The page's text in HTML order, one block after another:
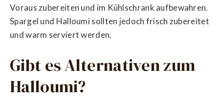
Voraus zubereiten und im Kühlschrank aufbewahren.
Spargel und Halloumi sollten jedoch frisch zubereitet
und warm serviert werden.
Gibt es Alternativen zum
Halloumi?